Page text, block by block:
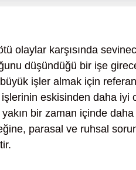
olaylar karşısında
düşündüğü bir işe
işler almak için
işlerinin eskisinden daha iyi
bir zaman içinde
parasal ve ruhsal